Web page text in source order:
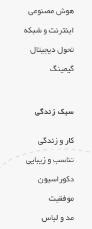
هوش مصنوعی
اینترنت و شبکه
تحول دیجیتال
گیمینگ
سبک زندگی
کار و زندگی
تناسب و زیبایی
دکوراسیون
موفقیت
مد و لباس